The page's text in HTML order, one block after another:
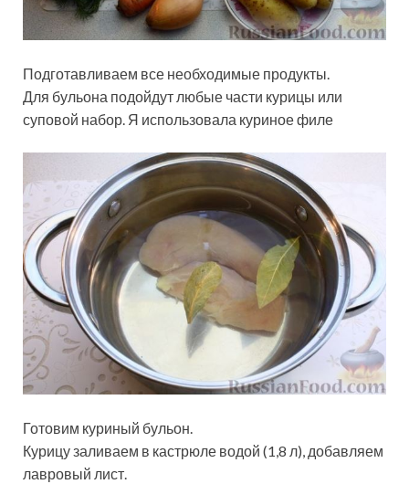
Подготавливаем все необходимые продукты.
Для бульона подойдут любые части курицы или
суповой набор. Я использовала куриное филе
Готовим куриный бульон.
Курицу заливаем в кастрюле водой (1,8 л), добавляем
лавровый лист.